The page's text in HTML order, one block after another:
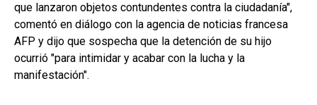
que lanzaron objetos contundentes contra la ciudadanía",
comentó en diálogo con la agencia de noticias francesa
AFP y dijo que sospecha que la detención de su hijo
ocurrió "para intimidar y acabar con la lucha y la
manifestación".